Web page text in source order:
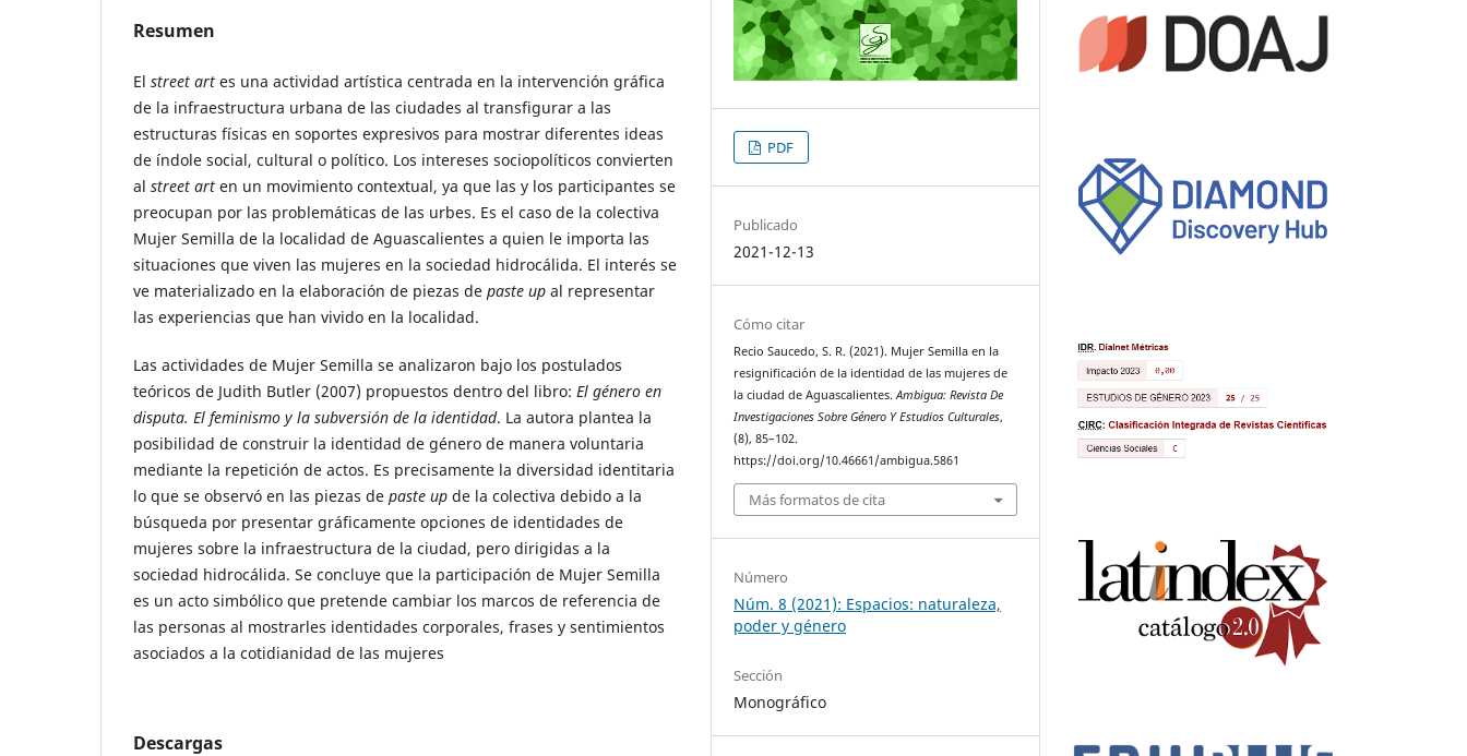
Resumen
El street art es una actividad artística centrada en la intervención gráfica
de la infraestructura urbana de las ciudades al transfigurar a las
estructuras físicas en soportes expresivos para mostrar diferentes ideas
de índole social, cultural o político. Los intereses sociopolíticos convierten
al street art en un movimiento contextual, ya que las y los participantes se
preocupan por las problemáticas de las urbes. Es el caso de la colectiva
Mujer Semilla de la localidad de Aguascalientes a quien le importa las
situaciones que viven las mujeres en la sociedad hidrocálida. El interés se
ve materializado en la elaboración de piezas de paste up al representar
las experiencias que han vivido en la localidad.
Las actividades de Mujer Semilla se analizaron bajo los postulados
teóricos de Judith Butler (2007) propuestos dentro del libro: El género en
disputa. El feminismo y la subversión de la identidad. La autora plantea la
posibilidad de construir la identidad de género de manera voluntaria
mediante la repetición de actos. Es precisamente la diversidad identitaria
lo que se observó en las piezas de paste up de la colectiva debido a la
búsqueda por presentar gráficamente opciones de identidades de
mujeres sobre la infraestructura de la ciudad, pero dirigidas a la
sociedad hidrocálida. Se concluye que la participación de Mujer Semilla
es un acto simbólico que pretende cambiar los marcos de referencia de
las personas al mostrarles identidades corporales, frases y sentimientos
asociados a la cotidianidad de las mujeres
Descargas
PDF
Publicado
2021-12-13
Cómo citar
Recio Saucedo, S. R. (2021). Mujer Semilla en la
resignificación de la identidad de las mujeres de
la ciudad de Aguascalientes.Ambigua: Revista De
Investigaciones Sobre Género Y Estudios Culturales,
(8), 85–102.
https://doi.org/10.46661/ambigua.5861
Más formatos de cita
Número
Núm. 8 (2021): Espacios: naturaleza,
poder y género
Sección
Monográfico